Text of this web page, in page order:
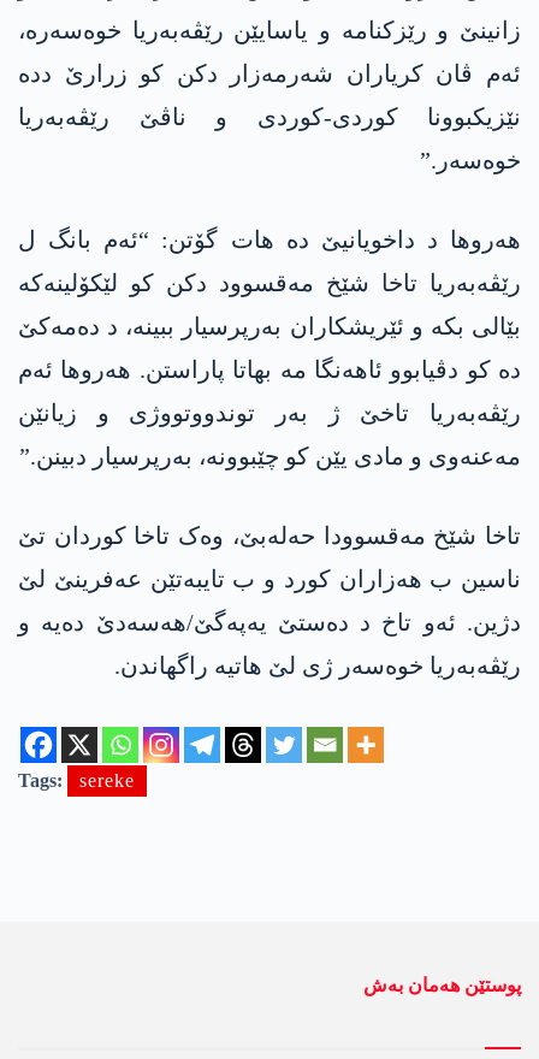
زانینێ و رێزکنامە و یاسایێن رێڤەبەریا خوەسەرە،
ئەم ڤان کریاران شەرمەزار دکن کو زرارێ ددە
نێزیکبوونا کوردی-کوردی و ناڤێ رێڤەبەریا
خوەسەر.”
ھەروھا د داخویانیێ دە ھات گۆتن: “ئەم بانگ ل
رێڤەبەریا تاخا شێخ مەقسوود دکن کو لێکۆلینەکە
بێالی بکە و ئێریشکاران بەرپرسیار ببینە، د دەمەکێ
دە کو دڤیابوو ئاھەنگا مە بھاتا پاراستن. ھەروھا ئەم
رێڤەبەریا تاخێ ژ بەر توندووتووژی و زیانێن
مەعنەوی و مادی یێن کو چێبوونە، بەرپرسیار دبینن.”
تاخا شێخ مەقسوودا حەلەبێ، وەک تاخا کوردان تێ
ناسین ب ھەزاران کورد و ب تایبەتێن عەفرینێ لێ
دژین. ئەو تاخ د دەستێ یەپەگێ/ھەسەدێ دەیە و
رێڤەبەریا خوەسەر ژی لێ ھاتیە راگھاندن.
Tags: sereke
پوستێن ھەمان بەش